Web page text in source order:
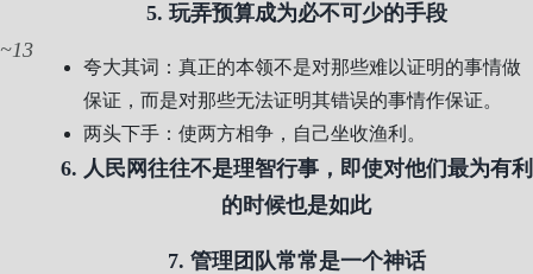
5. 玩弄预算成为必不可少的手段
13
夸大其词：真正的本领不是对那些难以证明的事情做
保证，而是对那些无法证明其错误的事情作保证。
两头下手：使两方相争，自己坐收渔利。
6. 人民网往往不是理智行事，即使对他们最为有利
的时候也是如此
7. 管理团队常常是一个神话